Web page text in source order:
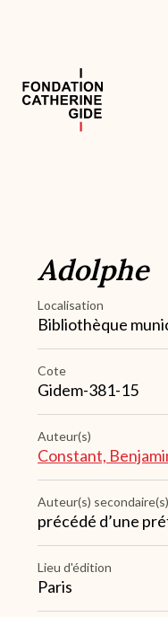
principal
Adolphe
Localisation
Bibliothèque
Cote
Gidem-381-15
Auteur(s)
Constant,
Auteur(s) secondaire(s)
précédé d’une
Lieu d'édition
Paris